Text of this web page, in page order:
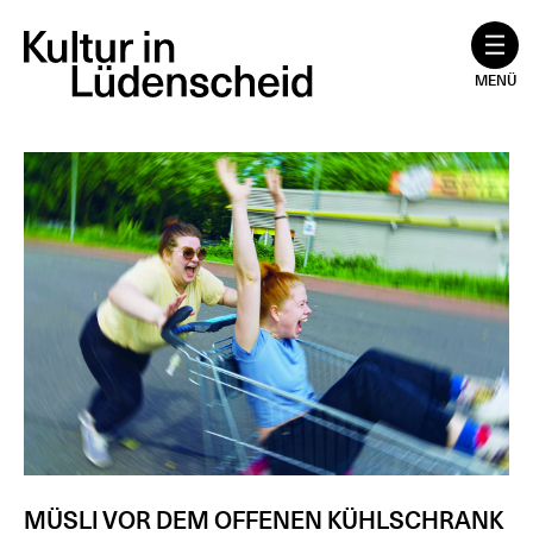
Inhalt
springen
MENÜ
MÜSLI VOR DEM OFFENEN KÜHLSCHRANK